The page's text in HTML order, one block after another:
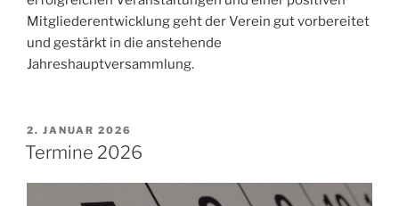
Mitgliederentwicklung geht der Verein gut vorbereitet
und gestärkt in die anstehende
Jahreshauptversammlung.
VERÖFFENTLICHT
AM
2. JANUAR 2026
Termine 2026